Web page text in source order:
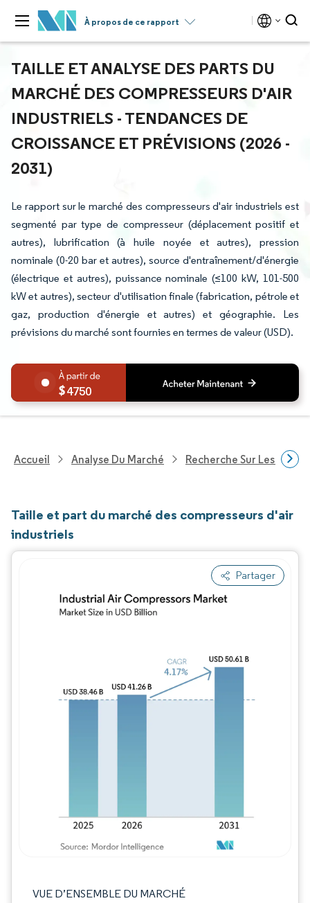
À propos de ce rapport
TAILLE ET ANALYSE DES PARTS DU
MARCHÉ DES COMPRESSEURS D'AIR
INDUSTRIELS - TENDANCES DE
CROISSANCE ET PRÉVISIONS (2026 -
2031)
Le rapport sur le marché des compresseurs d'air industriels est
segmenté par type de compresseur (déplacement positif et
autres), lubrification (à huile noyée et autres), pression
nominale (0-20 bar et autres), source d'entraînement/d'énergie
(électrique et autres), puissance nominale (≤100 kW, 101-500
kW et autres), secteur d'utilisation finale (fabrication, pétrole et
gaz, production d'énergie et autres) et géographie. Les
prévisions du marché sont fournies en termes de valeur (USD).
4750
Accueil Analyse Du Marché Recherche Sur Les
Taille et part du marché des compresseurs d'air
industriels
Partager
VUE D’ENSEMBLE DU MARCHÉ